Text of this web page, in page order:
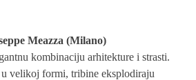
Meazza (Milano)
kombinaciju arhitekture i strasti.
velikoj formi, tribine eksplodiraju